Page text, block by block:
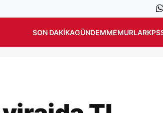
SON DAKIKAGÜNDEMMEMURLAR